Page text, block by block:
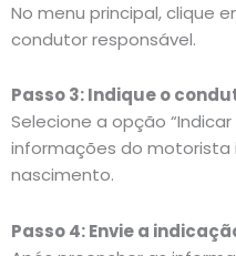
No menu principal, clique
condutor responsável.
Passo 3: Indique o
Selecione a opção
informações do motorista
nascimento.
Passo 4: Envie a